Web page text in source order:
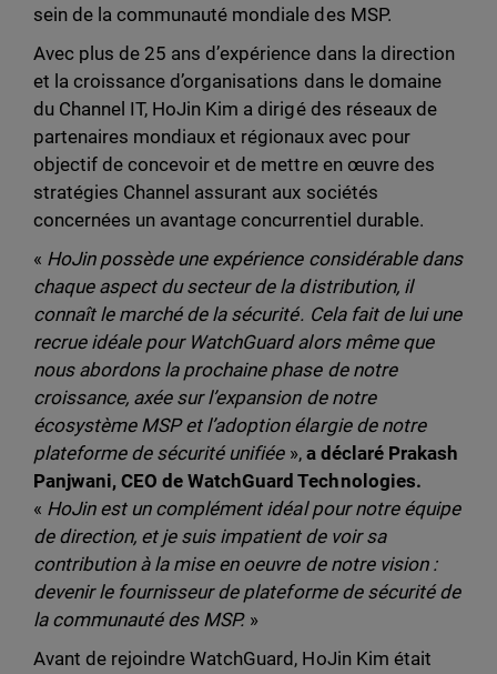
sein de la communauté mondiale des MSP.
Avec plus de 25 ans d’expérience dans la direction
et la croissance d’organisations dans le domaine
du Channel IT, HoJin Kim a dirigé des réseaux de
partenaires mondiaux et régionaux avec pour
objectif de concevoir et de mettre en œuvre des
stratégies Channel assurant aux sociétés
concernées un avantage concurrentiel durable.
« HoJin possède une expérience considérable dans
chaque aspect du secteur de la distribution, il
connaît le marché de la sécurité. Cela fait de lui une
recrue idéale pour WatchGuard alors même que
nous abordons la prochaine phase de notre
croissance, axée sur l’expansion de notre
écosystème MSP et l’adoption élargie de notre
plateforme de sécurité unifiée», a déclaré Prakash
Panjwani, CEO de WatchGuard Technologies.
« HoJin est un complément idéal pour notre équipe
de direction, et je suis impatient de voir sa
contribution à la mise en oeuvre de notre vision :
devenir le fournisseur de plateforme de sécurité de
la communauté des MSP. »
Avant de rejoindre WatchGuard, HoJin Kim était